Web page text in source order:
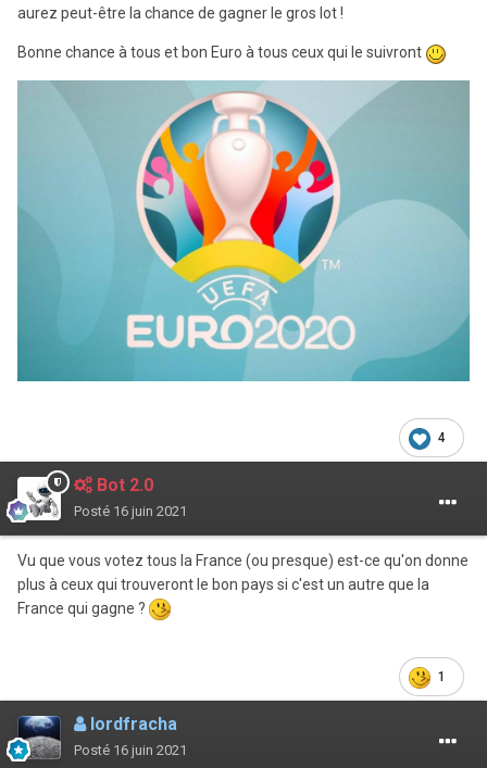
aurez peut-être la chance de gagner le gros lot !
Bonne chance à tous et bon Euro à tous ceux qui le suivront
4
Bot 2.0
Posté 16 juin 2021
Vu que vous votez tous la France (ou presque) est-ce qu'on donne
plus à ceux qui trouveront le bon pays si c'est un autre que la
France qui gagne ?
1
lordfracha
Posté 16 juin 2021